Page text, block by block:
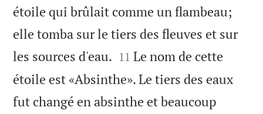
étoile qui brûlait comme un flambeau;
elle tomba sur le tiers des fleuves et sur
les sources d'eau. 

11 Le nom de cette
étoile est «Absinthe». Le tiers des eaux
fut changé en absinthe et beaucoup